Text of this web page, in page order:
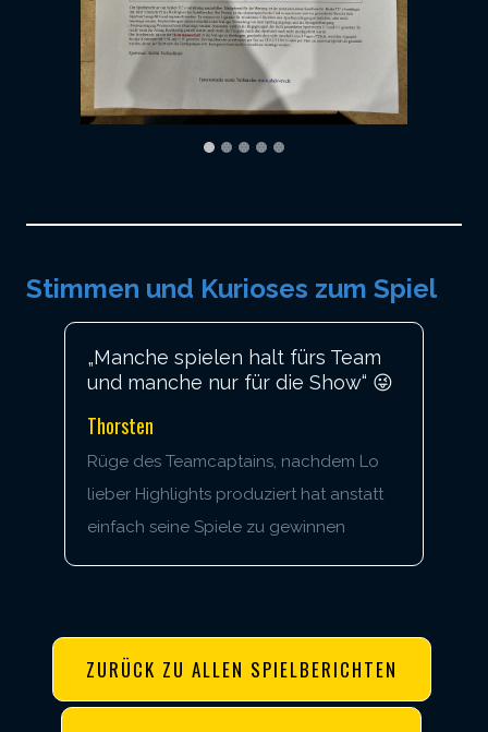
Stimmen und Kurioses zum Spiel
„Manche spielen halt fürs Team
und manche nur für die Show“ 😜
Thorsten
Rüge des Teamcaptains, nachdem Lo
lieber Highlights produziert hat anstatt
einfach seine Spiele zu gewinnen
ZURÜCK ZU ALLEN SPIELBERICHTEN